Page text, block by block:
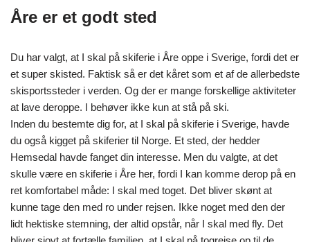
Åre er et godt sted
Du har valgt, at I skal på skiferie i Åre oppe i Sverige, fordi det er
et super skisted. Faktisk så er det kåret som et af de allerbedste
skisportssteder i verden. Og der er mange forskellige aktiviteter
at lave deroppe. I behøver ikke kun at stå på ski.
Inden du bestemte dig for, at I skal på skiferie i Sverige, havde
du også kigget på skiferier til Norge. Et sted, der hedder
Hemsedal havde fanget din interesse. Men du valgte, at det
skulle være en skiferie i Åre her, fordi I kan komme derop på en
ret komfortabel måde: I skal med toget. Det bliver skønt at
kunne tage den med ro under rejsen. Ikke noget med den der
lidt hektiske stemning, der altid opstår, når I skal med fly. Det